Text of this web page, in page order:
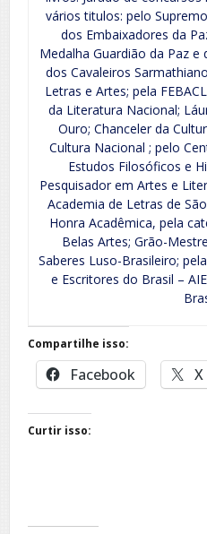
vários titulos: pelo
dos Embaixadores da
Medalha Guardião da Paz e
dos Cavaleiros
Letras e Artes; pela
da Literatura Nacional;
Ouro; Chanceler da
Cultura Nacional ; pelo
Estudos Filosóficos e
Pesquisador em Artes e
Academia de Letras de
Honra Acadêmica, pela
Belas Artes; Grão-
Saberes Luso-Brasileiro;
e Escritores do Brasil –
Compartilhe isso:
Facebook X
Curtir isso: